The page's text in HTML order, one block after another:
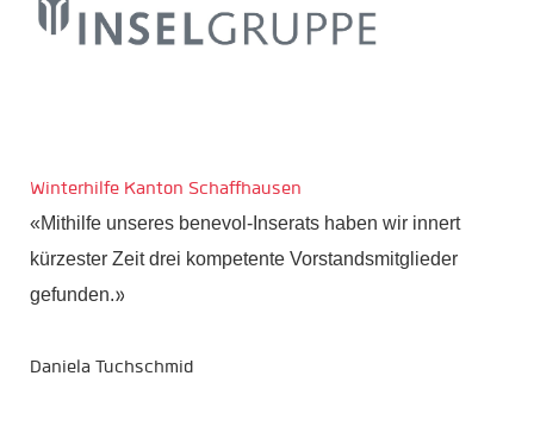
Winterhilfe Kanton Schaffhausen
«Mithilfe unseres benevol-Inserats haben wir innert
kürzester Zeit drei kompetente Vorstandsmitglieder
gefunden.»
Daniela Tuchschmid